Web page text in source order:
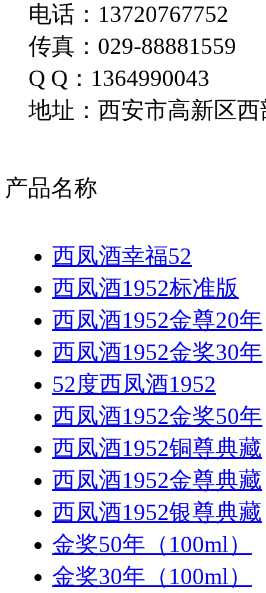
电话：13720767752
传真：029-88881559
Q Q：1364990043
地址：西安市高新区西
产品名称
西凤酒幸福52
西凤酒1952标准版
西凤酒1952金尊20年
西凤酒1952金奖30年
52度西凤酒1952
西凤酒1952金奖50年
西凤酒1952铜尊典藏
西凤酒1952金尊典藏
西凤酒1952银尊典藏
金奖50年（100ml）
金奖30年（100ml）